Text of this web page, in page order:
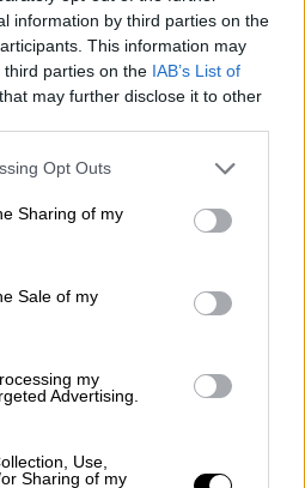
information by third parties on the
This information may
parties on the IAB’s List of
that may further disclose it to other
Opt Outs
Sharing of my
Sale of my
my
Advertising.
Use,
Sharing of my
Dolores Delgado, ha
de la plantilla
y la creación de 75
, en el marco del plan de
de Justicia y para
Asimismo, se ha
fiscal de sala coordinador,
y mayores que se
en situación de
PSOE
RELACIONADAS